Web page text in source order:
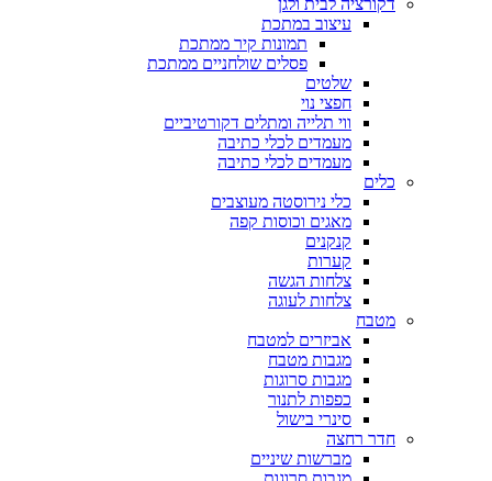
דקורציה לבית ולגן
עיצוב במתכת
תמונות קיר ממתכת
פסלים שולחניים ממתכת
שלטים
חפצי נוי
ווי תלייה ומתלים דקורטיביים
מעמדים לכלי כתיבה
מעמדים לכלי כתיבה
כלים
כלי נירוסטה מעוצבים
מאגים וכוסות קפה
קנקנים
קערות
צלחות הגשה
צלחות לעוגה
מטבח
אביזרים למטבח
מגבות מטבח
מגבות סרוגות
כפפות לתנור
סינרי בישול
חדר רחצה
מברשות שיניים